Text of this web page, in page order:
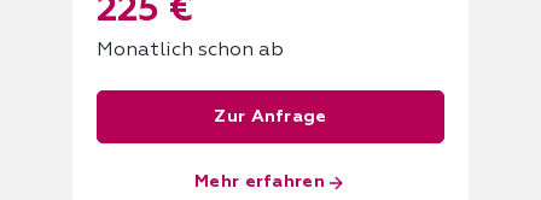
225 €
Monatlich schon ab
Zur Anfrage
Mehr erfahren